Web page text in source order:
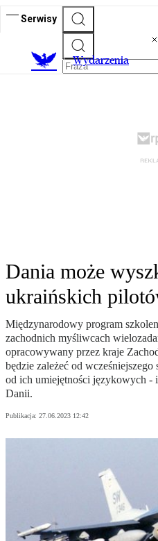
Serwisy
Wydarzenia
Dania może
ukraińskich
Międzynarodowy program
zachodnich myśliwcach
opracowywany przez kraje
będzie zależeć od
od ich umiejętności językowych
Danii.
Publikacja: 27.06.2023 12:42